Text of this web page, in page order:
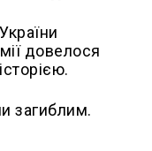
довелося
загиблим.